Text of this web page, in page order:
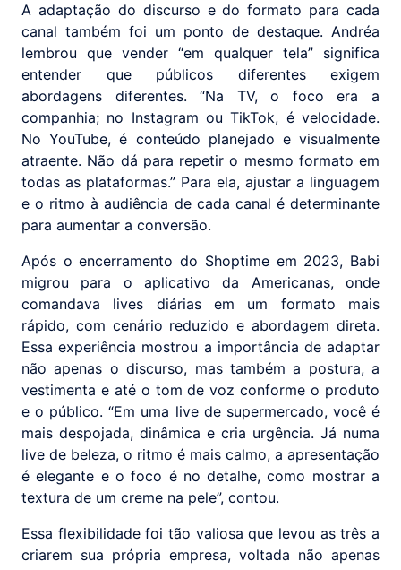
A adaptação do discurso e do formato para cada
canal também foi um ponto de destaque. Andréa
lembrou que vender “em qualquer tela” significa
entender que públicos diferentes exigem
abordagens diferentes. “Na TV, o foco era a
companhia; no Instagram ou TikTok, é velocidade.
No YouTube, é conteúdo planejado e visualmente
atraente. Não dá para repetir o mesmo formato em
todas as plataformas.” Para ela, ajustar a linguagem
e o ritmo à audiência de cada canal é determinante
para aumentar a conversão.
Após o encerramento do Shoptime em 2023, Babi
migrou para o aplicativo da Americanas, onde
comandava lives diárias em um formato mais
rápido, com cenário reduzido e abordagem direta.
Essa experiência mostrou a importância de adaptar
não apenas o discurso, mas também a postura, a
vestimenta e até o tom de voz conforme o produto
e o público. “Em uma live de supermercado, você é
mais despojada, dinâmica e cria urgência. Já numa
live de beleza, o ritmo é mais calmo, a apresentação
é elegante e o foco é no detalhe, como mostrar a
textura de um creme na pele”, contou.
Essa flexibilidade foi tão valiosa que levou as três a
criarem sua própria empresa, voltada não apenas